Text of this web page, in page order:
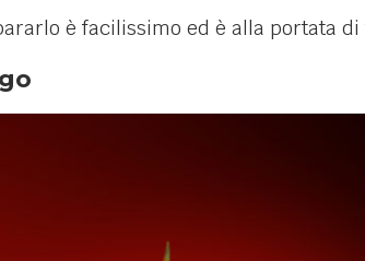
è facilissimo ed è alla portata di